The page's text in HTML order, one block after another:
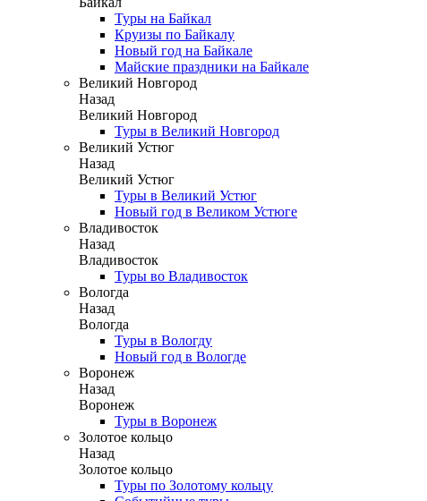
Туры на Байкал
Круизы по Байкалу
Новый год на Байкале
Майские праздники на Байкале
Великий Новгород
Назад
Великий Новгород
Туры в Великий Новгород
Великий Устюг
Назад
Великий Устюг
Туры в Великий Устюг
Новый год в Великом Устюге
Владивосток
Назад
Владивосток
Туры во Владивосток
Вологда
Назад
Вологда
Туры в Вологду
Новый год в Вологде
Воронеж
Назад
Воронеж
Туры в Воронеж
Золотое кольцо
Назад
Золотое кольцо
Туры по Золотому кольцу